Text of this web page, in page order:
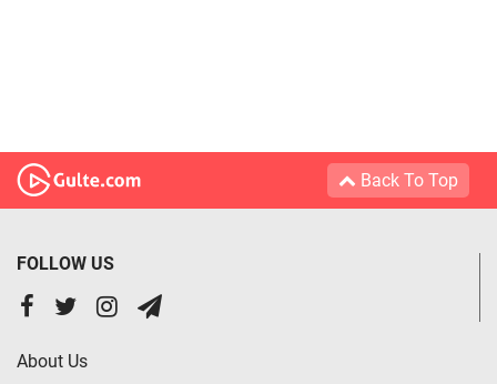
Back To Top
FOLLOW US
About Us